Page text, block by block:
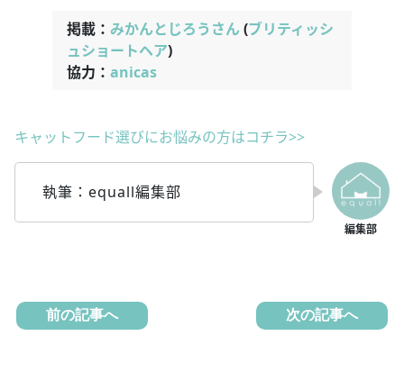
掲載： みかんとじろうさん(ブリティッシ
ュショートヘア)
協力： anicas
キャットフード選びにお悩みの方はコチラ>>
執筆：equall編集部
前の記事へ 次の記事へ